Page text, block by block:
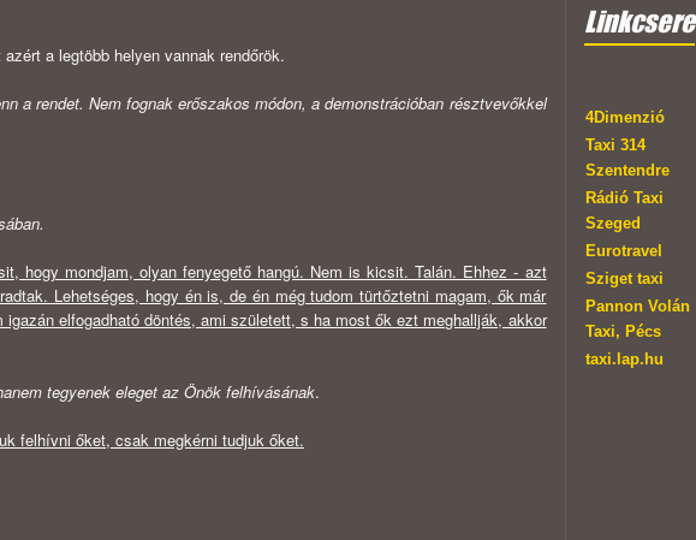
a legtöbb helyen vannak rendőrök.
a rendet. Nem fognak erőszakos módon, a demonstrációban résztvevőkkel
hogy mondjam, olyan fenyegető hangú. Nem is kicsit. Talán. Ehhez - azt
Lehetséges, hogy én is, de én még tudom türtőztetni magam, ők már
elfogadható döntés, ami született, s ha most ők ezt meghallják, akkor
tegyenek eleget az Önök felhívásának.
felhívni őket, csak megkérni tudjuk őket.
Linkcsere
4Dimenzió
Taxi 314
Szentendre
Rádió Taxi
Szeged
Eurotravel
Sziget taxi
Pannon Volán
Taxi, Pécs
taxi.lap.hu